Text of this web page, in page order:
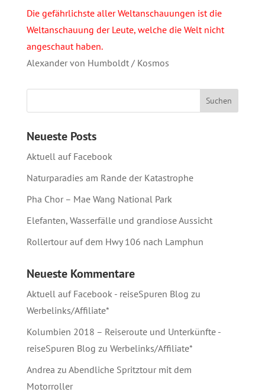
Die gefährlichste aller Weltanschauungen ist die
Weltanschauung der Leute, welche die Welt nicht
angeschaut haben.
Alexander von Humboldt / Kosmos
Neueste Posts
Aktuell auf Facebook
Naturparadies am Rande der Katastrophe
Pha Chor – Mae Wang National Park
Elefanten, Wasserfälle und grandiose Aussicht
Rollertour auf dem Hwy 106 nach Lamphun
Neueste Kommentare
Aktuell auf Facebook - reiseSpuren Blog zu
Werbelinks/Affiliate*
Kolumbien 2018 – Reiseroute und Unterkünfte -
reiseSpuren Blog zu Werbelinks/Affiliate*
Andrea zu Abendliche Spritztour mit dem
Motorroller